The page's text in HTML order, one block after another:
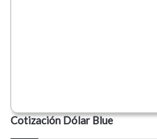
Cotización Dólar Blue